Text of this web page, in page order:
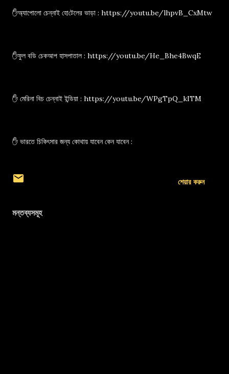
✋অ্যাপোলো চেন্নাই হো‌টেলের ভাড়া : https://youtu.be/lhpvB_CxMtw
✋ফুল বডি চেকআপ হাসপাতাল : https://youtu.be/He_Bhe4BwqE
✋ মেরিনা বিচ চেন্নাই ইন্ডিয়া : https://youtu.be/WPgTpQ_kITM
✋ ভারতে চিকিৎসার জন্য কোথায় যাবেন কেন যাবেন :
শেয়ার করুন
মন্তব্যসমূহ